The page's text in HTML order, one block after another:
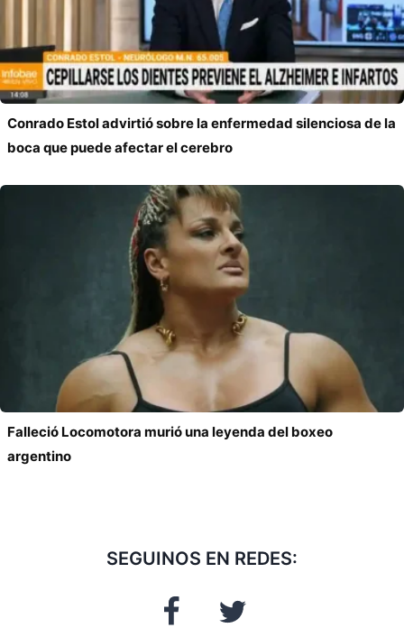
Conrado Estol advirtió sobre la enfermedad silenciosa de la
boca que puede afectar el cerebro
Falleció Locomotora murió una leyenda del boxeo
argentino
SEGUINOS EN REDES: